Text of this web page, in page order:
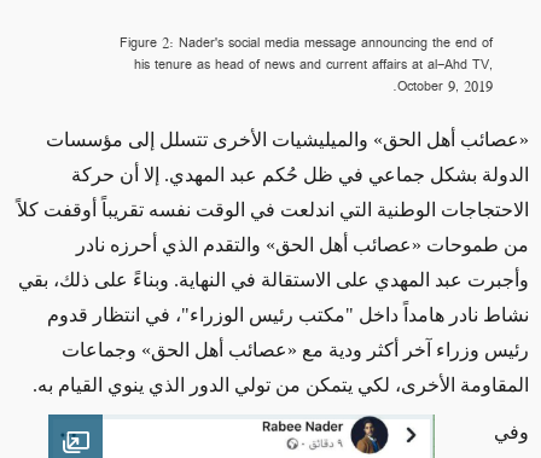
Figure 2: Nader's social media message announcing the end of
his tenure as head of news and current affairs at al-Ahd TV,
October 9, 2019.
«عصائب أهل الحق» والميليشيات الأخرى تتسلل إلى مؤسسات
الدولة بشكل جماعي في ظل حُكم عبد المهدي. إلا أن حركة
الاحتجاجات الوطنية التي اندلعت في الوقت نفسه تقريباً أوقفت كلاً
من طموحات «عصائب أهل الحق» والتقدم الذي أحرزه نادر
وأجبرت عبد المهدي على الاستقالة في النهاية. وبناءً على ذلك، بقي
نشاط نادر هامداً داخل "مكتب رئيس الوزراء"، في انتظار قدوم
رئيس وزراء آخر أكثر ودية مع «عصائب أهل الحق» وجماعات
المقاومة الأخرى، لكي يتمكن من تولي الدور الذي ينوي القيام به.
وفي